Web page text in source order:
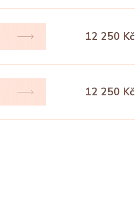
12 250 Kč
12 250 Kč